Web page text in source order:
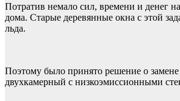
Потратив немало сил, времени и денег
дома. Старые деревянные окна с этой
льда.
Поэтому было принято решение о
двухкамерный с низкоэмиссионными